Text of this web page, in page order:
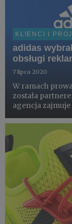
KLIENCI I
adidas
obsługi
7 lipca 2020
W ramach
została
agencja